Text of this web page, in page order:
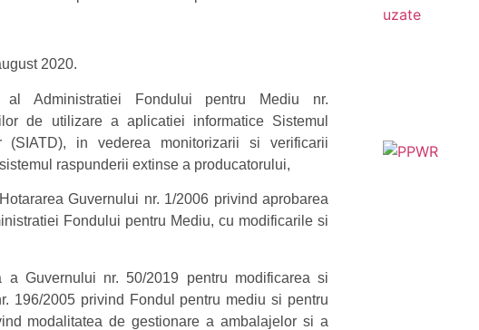
2020.
Administratiei Fondului pentru Mediu nr.
de utilizare a aplicatiei informatice Sistemul
in vederea monitorizarii si verificarii
raspunderii extinse a producatorului,
Guvernului nr. 1/2006 privind aprobarea
Fondului pentru Mediu, cu modificarile si
Guvernului nr. 50/2019 pentru modificarea si
196/2005 privind Fondul pentru mediu si pentru
modalitatea de gestionare a ambalajelor si a